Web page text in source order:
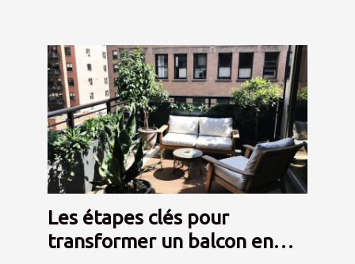
Les étapes clés pour
transformer un balcon en